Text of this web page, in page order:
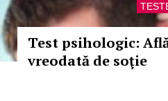
Test psihologic:
vreodată de soţie